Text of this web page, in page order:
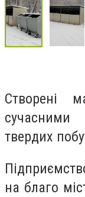
Створені
сучасними
твердих
на благо